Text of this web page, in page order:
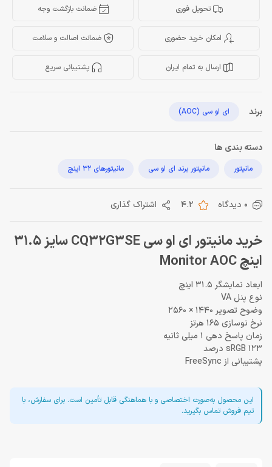
تحویل فوری ضمانت بازگشت وجه
امکان خرید حضوری ضمانت اصالت و سلامت
ارسال به تمام ایران پشتیبانی سریع
برند ای او سی (AOC)
دسته بندی ها
مانیتور مانیتور برند ای او سی مانیتورهای 32 اینچ
0 دیدگاه 4.2 اشتراک گذاری
خرید مانیتور ای او سی CQ32G3SE سایز 31.5
اینچ Monitor AOC
ابعاد نمایشگر 31.5 اینچ
نوع پنل VA
وضوح تصویر 1440 × 2560
نرخ نوسازی 165 هرتز
زمان پاسخ دهی 1 میلی ثانیه
sRGB 123 درصد
پشتیبانی از FreeSync
این محصول به‌صورت اختصاصی و با هماهنگی قابل تأمین است. برای سفارش، با
تیم فروش تماس بگیرید.